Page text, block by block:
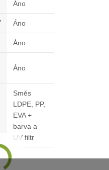
Áno
Áno
Áno
Áno
Směs
LDPE, PP,
EVA +
barva a
UV filtr